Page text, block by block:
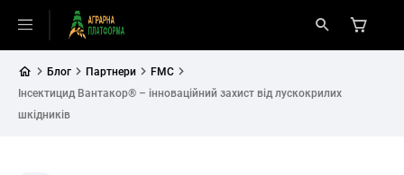
Блог Партнери
FMC
Інсектицид Вантакор® – інноваційний захист від лускокрилих
шкідників